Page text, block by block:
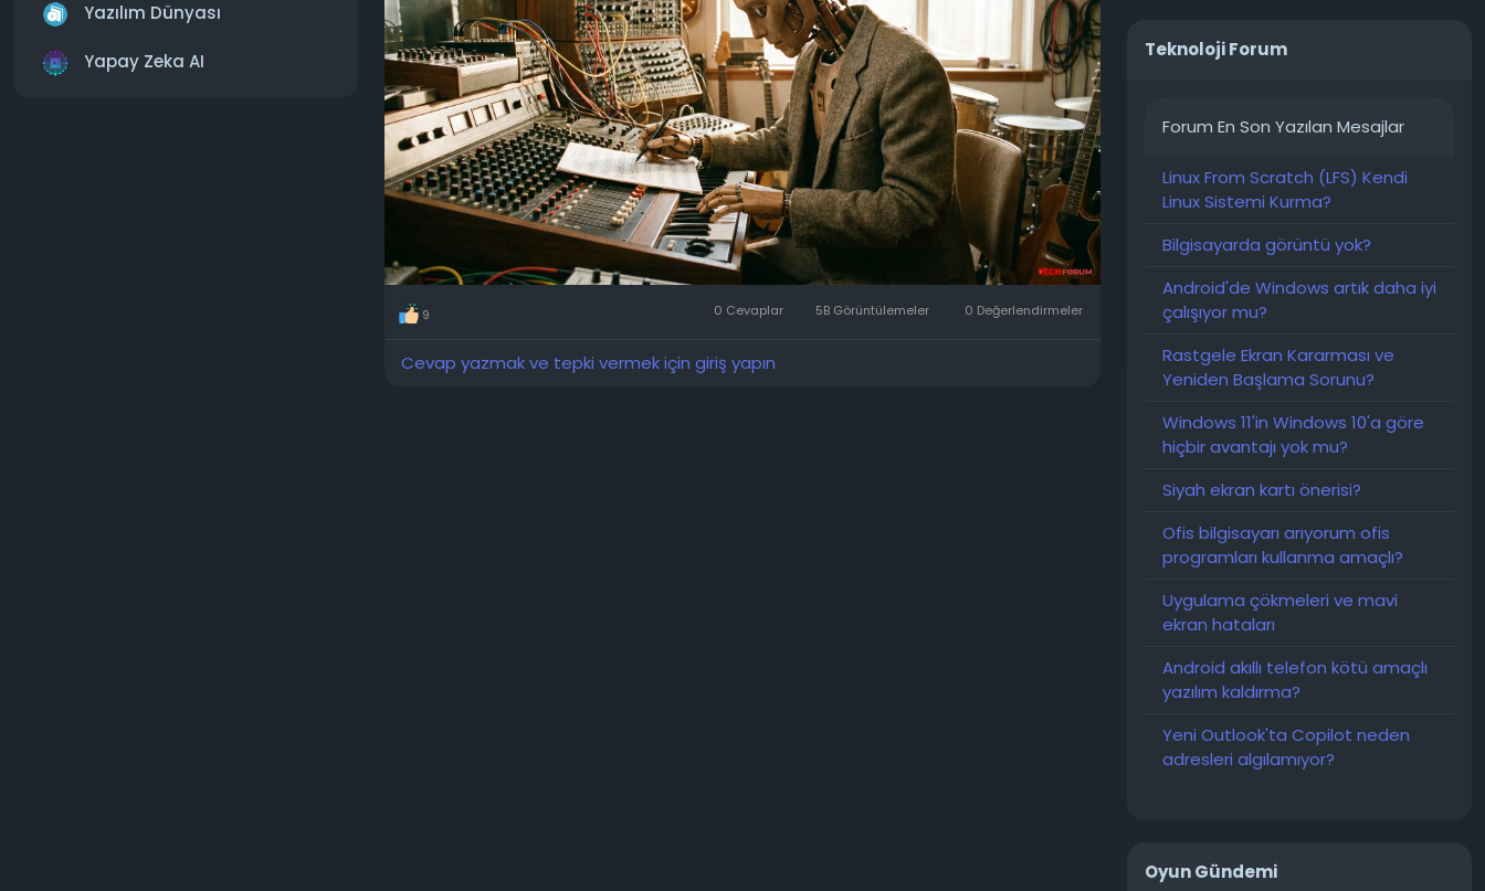
Yazılım Dünyası
Yapay Zeka AI
Ancak "yapay zeka tarafından üretilmiş" etiketi ortaya çıktığı anda durum dramatik
bir şekilde değişti. Müziğin kendisi değişmese bile, ona karşı tutum değişti.
Dinleyicilere bir parçanın sinir ağı tarafından oluşturulduğu doğrudan bildirildiğinde,
birkaç ölçüt aynı anda düşüyor: şarkıyı tekrar dinleme istekleri ve bunun için ödeme
yapma istekleri. Bu etki özellikle pop müzikte belirgindir.
Araştırmacılar bunu algılanan değere bağlıyor. Müzik sadece ses değildir, aynı
zamanda hikaye, sanatçının kişiliği ve duygudur. Bir parça insani olduğunda, daha
"gerçek" olarak algılanır. Ancak sanatçı bir algoritma ise, kalitesi daha kötü olmasa
bile, dinleyicinin gözünde değeri azalır.
9 0 Cevaplar 5B Görüntülemeler 0 Değerlendirmeler
Cevap yazmak ve tepki vermek için giriş yapın
Teknoloji Forum
Forum En Son Yazılan Mesajlar
Linux From Scratch (LFS) Kendi
Linux Sistemi Kurma?
Bilgisayarda görüntü yok?
Android'de Windows artık daha iyi
çalışıyor mu?
Rastgele Ekran Kararması ve
Yeniden Başlama Sorunu?
Windows 11'in Windows 10'a göre
hiçbir avantajı yok mu?
Siyah ekran kartı önerisi?
Ofis bilgisayarı arıyorum ofis
programları kullanma amaçlı?
Uygulama çökmeleri ve mavi
ekran hataları
Android akıllı telefon kötü amaçlı
yazılım kaldırma?
Yeni Outlook'ta Copilot neden
adresleri algılamıyor?
Oyun Gündemi